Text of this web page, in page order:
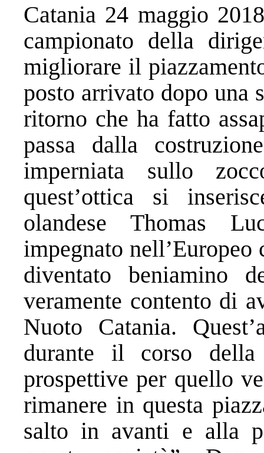
Catania 24 maggio
campionato della
migliorare il
posto arrivato dopo una
ritorno che ha fatto
passa dalla
imperniata sullo
quest’ottica si
olandese Thomas
impegnato
diventato beniamino
veramente contento di
Nuoto Catania.
durante il corso
prospettive per quello
rimanere in questa
salto in avanti e alla